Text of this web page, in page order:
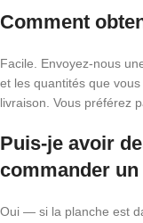
Comment
Facile. Envoyez-nous
et les quantités que
livraison. Vous préférez
Puis-je avoir
commander
Oui — si la planche est